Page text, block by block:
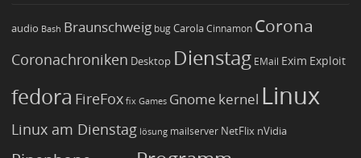
audio Bash Braunschweig bugCarola Cinnamon Corona
Coronachroniken Desktop Dienstag EMail Exim Exploit
fedora FireFox fix Games Gnome kernel Linux
Linux am Dienstag lösung mailserver NetFlix nVidia